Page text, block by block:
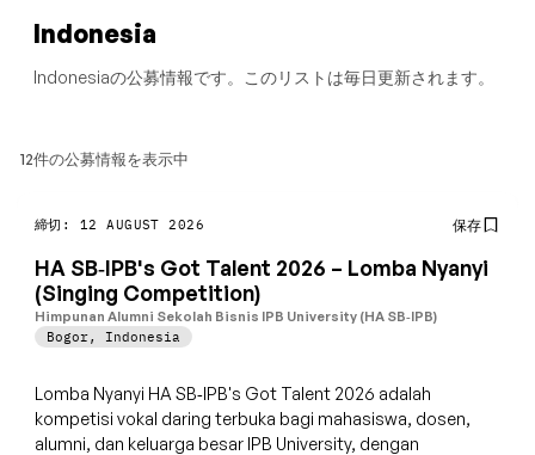
Indonesia
Indonesiaの公募情報です。このリストは毎日更新されます。
12件の公募情報を表示中
締切: 12 AUGUST 2026 保存
HA SB‑IPB's Got Talent 2026 – Lomba Nyanyi
(Singing Competition)
Himpunan Alumni Sekolah Bisnis IPB University (HA SB‑IPB)
Bogor, Indonesia
Lomba Nyanyi HA SB‑IPB's Got Talent 2026 adalah
kompetisi vokal daring terbuka bagi mahasiswa, dosen,
alumni, dan keluarga besar IPB University, dengan